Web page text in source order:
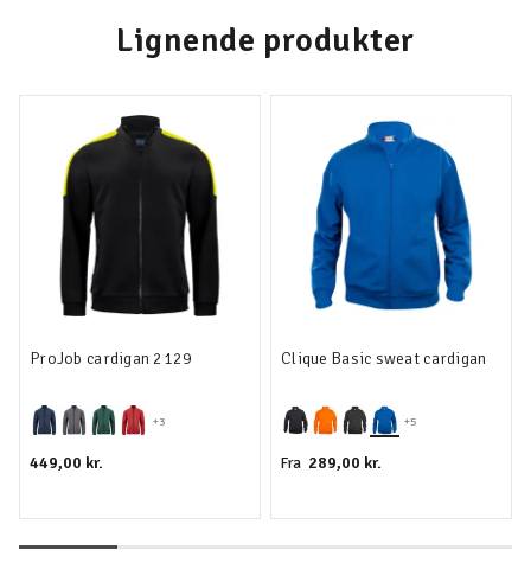
Lignende produkter
+3
ProJob cardigan 2129
449,00 kr.
+5
Clique Basic sweat cardigan
Fra 289,00 kr.